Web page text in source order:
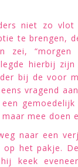
niet zo vlot
te brengen,
zei, “morgen
hierbij
bij de voor
vragend
mee doen
naar een
op het pakje.
keek